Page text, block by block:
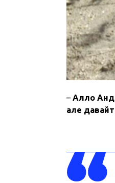
–Алло
але